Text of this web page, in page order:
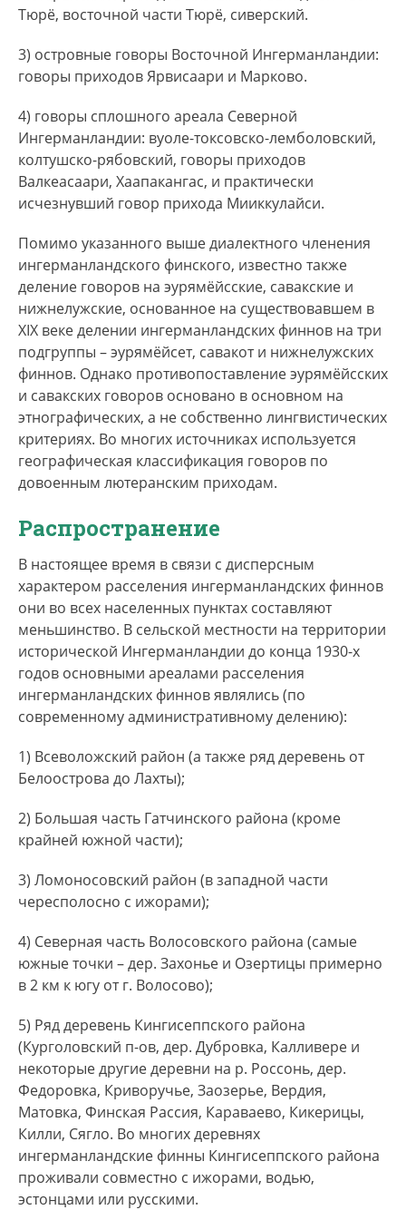
использование глаголов со значением
Ингерманландии: pajattaa – водский язык, läätä –
ижорский язык, haastaa, huastaa, luatii, laatii,
финского.
В нижнелужском ареале по отношению ко всем
местным ПФЯ может использоваться транслатив
от maa ‘земля, страна’, например hää haastaa
hän läkäjä maaks ‘он говорит на нижнелужском
ижорском’.
Этнонимы – suomalais(e)t, inkerin suomalais(e)t,
inker(i)läis(e)t. В русской речи употребляются
этнонимы финны, ингерманландские финны,
ингерманландцы.
Тюрё, восточной части Тюрё, сиверский.
3) островные говоры Восточной Ингерманландии:
говоры приходов Ярвисаари и Марково.
4) говоры сплошного ареала Северной
Ингерманландии: вуоле-токсовско-лемболовский,
колтушско-рябовский, говоры приходов
Валкеасаари, Хаапакангас, и практически
исчезнувший говор прихода Мииккулайси.
Помимо указанного выше диалектного членения
ингерманландского финского, известно также
деление говоров на эурямёйсские, савакские и
нижнелужские, основанное на существовавшем в
ХIX веке делении ингерманландских финнов на три
подгруппы – эурямёйсет, савакот и нижнелужских
финнов. Однако противопоставление эурямёйсских
и савакских говоров основано в основном на
этнографических, а не собственно лингвистических
критериях. Во многих источниках используется
географическая классификация говоров по
довоенным лютеранским приходам.
Распространение
В настоящее время в связи с дисперсным
характером расселения ингерманландских финнов
они во всех населенных пунктах составляют
меньшинство. В сельской местности на территории
исторической Ингерманландии до конца 1930-х
годов основными ареалами расселения
ингерманландских финнов являлись (по
современному административному делению):
1) Всеволожский район (а также ряд деревень от
Белоострова до Лахты);
2) Большая часть Гатчинского района (кроме
крайней южной части);
3) Ломоносовский район (в западной части
чересполосно с ижорами);
4) Северная часть Волосовского района (самые
южные точки – дер. Захонье и Озертицы примерно
в 2 км к югу от г. Волосово);
5) Ряд деревень Кингисеппского района
(Курголовский п-ов, дер. Дубровка, Калливере и
некоторые другие деревни на р. Россонь, дер.
Федоровка, Криворучье, Заозерье, Вердия,
Матовка, Финская Рассия, Караваево, Кикерицы,
Килли, Сягло. Во многих деревнях
ингерманландские финны Кингисеппского района
проживали совместно с ижорами, водью,
эстонцами или русскими.